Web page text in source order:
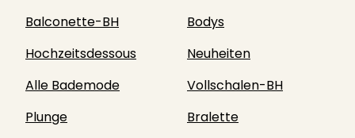
Balconette-BH
Bodys
Hochzeitsdessous
Neuheiten
Alle Bademode
Vollschalen-BH
Plunge
Bralette